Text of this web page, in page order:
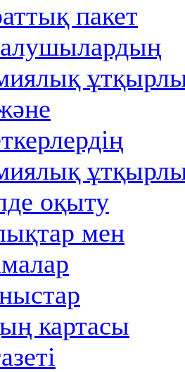
пакет
алушылардың
оқыту
мен
картасы